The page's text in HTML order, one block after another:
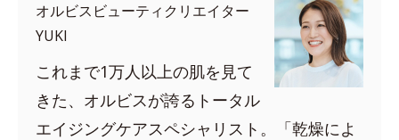
オルビスビューティクリエイター
YUKI
これまで1万人以上の肌を見て
きた、オルビスが誇るトータル
エイジングケアスペシャリスト。「乾燥によ